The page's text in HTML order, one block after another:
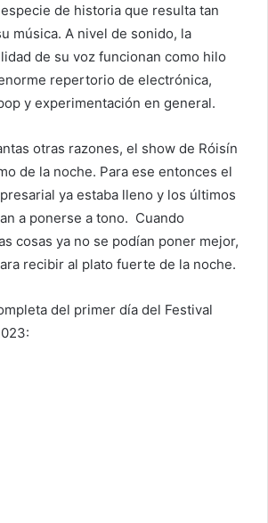
de historia que resulta tan
música. A nivel de sonido, la
de su voz funcionan como hilo
repertorio de electrónica,
y experimentación en general.
otras razones, el show de Róisín
de la noche. Para ese entonces el
ya estaba lleno y los últimos
a ponerse a tono. Cuando
cosas ya no se podían poner mejor,
recibir al plato fuerte de la noche.
del primer día del Festival